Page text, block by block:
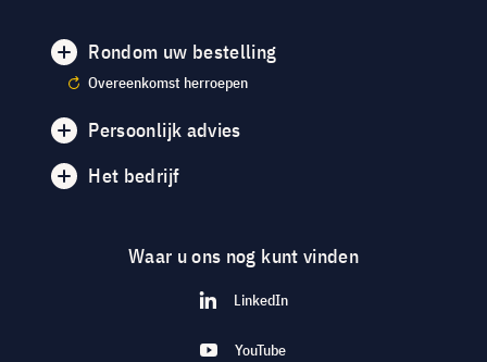
Rondom uw bestelling
Overeenkomst herroepen
Persoonlijk advies
Het bedrijf
Waar u ons nog kunt vinden
LinkedIn
YouTube